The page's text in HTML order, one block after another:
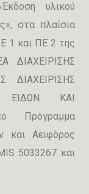
υλικού
στα πλαίσια
1 και ΠΕ 2 της
ΔΙΑΧΕΙΡΙΣΗΣ
ΔΙΑΧΕΙΡΙΣΗΣ
ΕΙΔΩΝ ΚΑΙ
Πρόγραμμα
και Αειφόρος
5033267 και